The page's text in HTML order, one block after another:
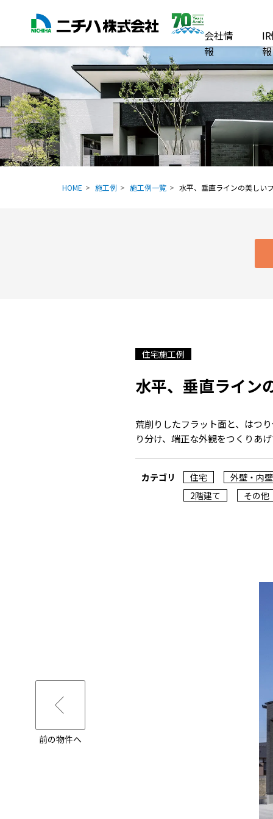
会社情
報
報
HOME 施工例 施工例一覧 水平、垂直ラインの美しい
住宅施工例
水平、垂直ライン
荒削りしたフラット面と、はつ
り分け、端正な外観をつくりあ
カテゴリ 住宅
外壁・内壁
2階建て
その他
前の物件へ